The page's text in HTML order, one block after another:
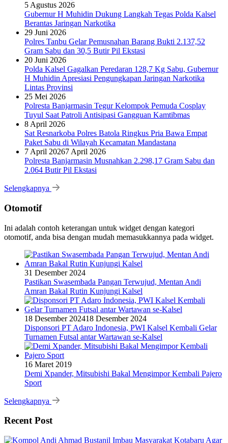
5 Agustus 2026
Gubernur H Muhidin Dukung Langkah Tegas Polda Kalsel
Berantas Jaringan Narkotika
29 Juni 2026
Polres Tanbu Gelar Pemusnahan Barang Bukti 2.137,52
Gram Sabu dan 30,5 Butir Pil Ekstasi
20 Juni 2026
Polda Kalsel Gagalkan Peredaran 128,7 Kg Sabu, Gubernur
H Muhidin Apresiasi Pengungkapan Jaringan Narkotika
Lintas Provinsi
25 Mei 2026
Polresta Banjarmasin Tegur Kelompok Pemuda Cosplay
Tuyul Saat Patroli Antisipasi Gangguan Kamtibmas
8 April 2026
Sat Resnarkoba Polres Batola Ringkus Pria Bawa Empat
Paket Sabu di Wilayah Kecamatan Mandastana
7 April 20267 April 2026
Polresta Banjarmasin Musnahkan 2.298,17 Gram Sabu dan
2.064 Butir Pil Ekstasi
Selengkapnya
Otomotif
Ini adalah contoh keterangan untuk widget dengan kategori
otomotif, anda bisa dengan mudah memasukkannya pada widget.
31 Desember 2024
Pastikan Swasembada Pangan Terwujud, Mentan Andi
Amran Bakal Rutin Kunjungi Kalsel
18 Desember 202418 Desember 2024
Disponsori PT Adaro Indonesia, PWI Kalsel Kembali Gelar
Turnamen Futsal antar Wartawan se-Kalsel
16 Maret 2019
Demi Xpander, Mitsubishi Bakal Mengimpor Kembali Pajero
Sport
Selengkapnya
Recent Post